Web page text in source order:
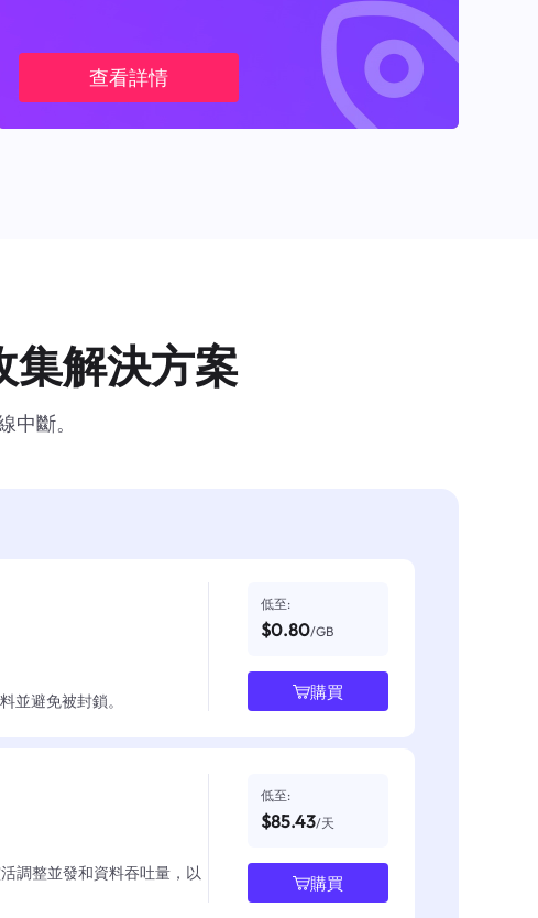
查看詳情
集解決方案
斷。
並避免被封鎖。
低至:
$0.80/GB
購買
調整並發和資料吞吐量，以
低至:
$85.43/天
購買